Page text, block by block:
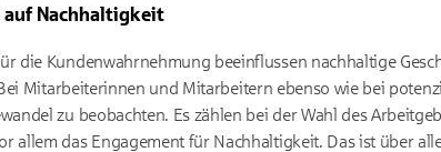
auf Nachhaltigkeit
die Kundenwahrnehmung beeinflussen nachhaltige
Mitarbeiterinnen und Mitarbeitern ebenso wie bei
zu beobachten. Es zählen bei der Wahl des
allem das Engagement für Nachhaltigkeit. Das ist über